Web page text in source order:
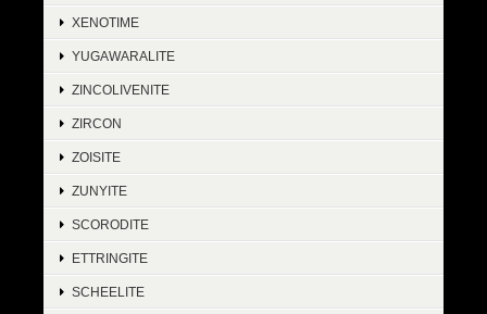
XENOTIME
YUGAWARALITE
ZINCOLIVENITE
ZIRCON
ZOISITE
ZUNYITE
SCORODITE
ETTRINGITE
SCHEELITE